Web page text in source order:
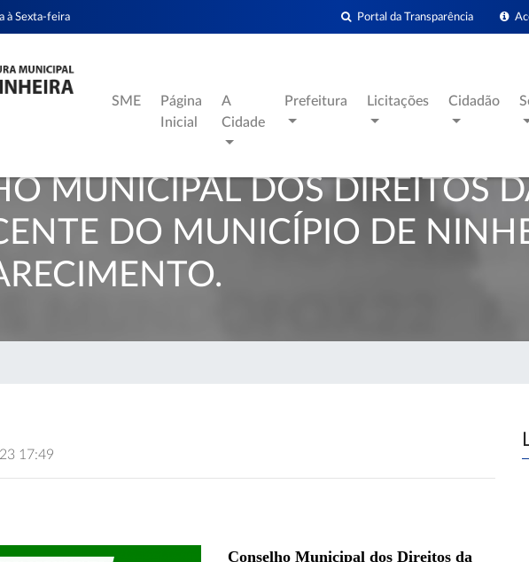
à Sexta-feira Portal da Transparência
SME
Página
Inicial
A
Cidade
Prefeitura Licitações Cidadão
MUNICIPAL DOS DIREITOS
DO MUNICÍPIO DE
17:49
Conselho Municipal dos Direitos da